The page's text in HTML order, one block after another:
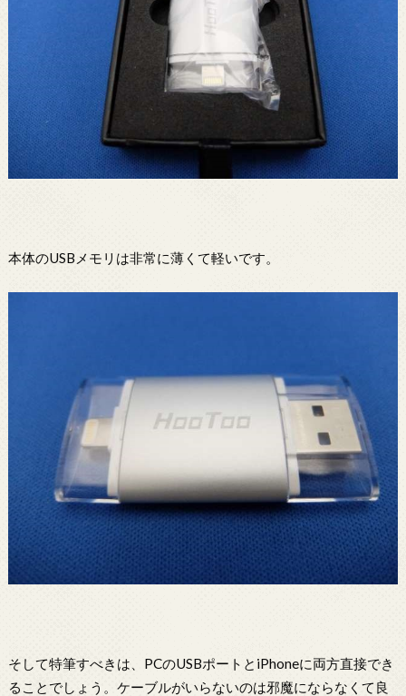
本体のUSBメモリは非常に薄くて軽いです。
そして特筆すべきは、PCのUSBポートとiPhoneに両方直接でき
ることでしょう。ケーブルがいらないのは邪魔にならなくて良